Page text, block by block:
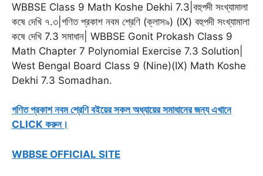
c
e
b
o
o
a
i
l
a
t
s
A
p
l
e
g
a
i
t
t
s
s
e
n
r
n
t
e
t
WBBSE Class 9 Math Koshe Dekhi 7.3|বহুপদী সংখ্যামালা
কষে দেখি ৭.৩|গণিত প্রকাশ নবম শ্রেণি (ক্লাস৯) (IX) বহুপদী সংখ্যামালা
কষে দেখি 7.3 সমাধান| WBBSE Gonit Prokash Class 9
Math Chapter 7 Polynomial Exercise 7.3 Solution|
West Bengal Board Class 9 (Nine)(IX) Math Koshe
Dekhi 7.3 Somadhan.
গণিত প্রকাশ নবম শ্রেণি বইয়ের সকল অধ্যায়ের সমাধানের জন্য এখানে
CLICK করুন।
WBBSE OFFICIAL SITE